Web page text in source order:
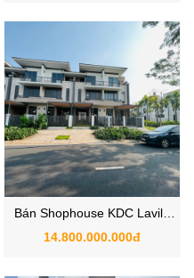
Bán Shophouse KDC Lavila
Kiến Á Nhà Bè
14.800.000.000đ